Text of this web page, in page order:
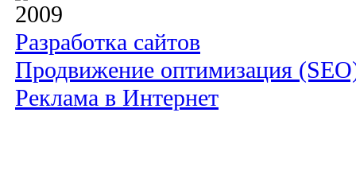
2009
Разработка сайтов
Продвижение оптимизация
Реклама в Интернет